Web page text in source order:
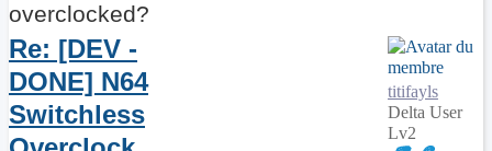
overclocked?
Re: [DEV -
DONE] N64
Switchless
titifayls
Delta User
Lv2